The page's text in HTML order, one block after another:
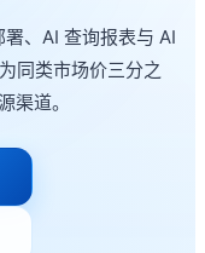
、AI 查询报表与 AI
同类市场价三分之
渠道。